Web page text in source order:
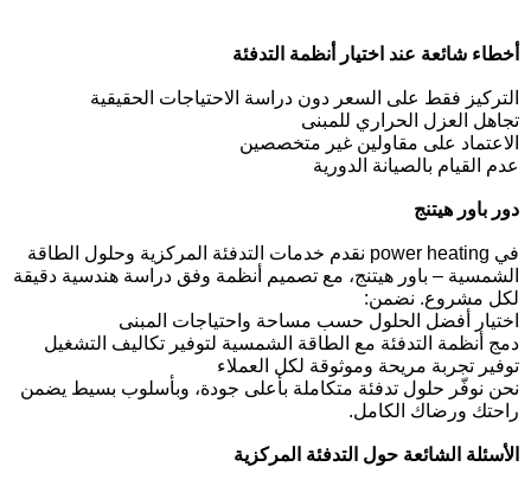
أخطاء شائعة عند اختيار أنظمة التدفئة
التركيز فقط على السعر دون دراسة الاحتياجات الحقيقية
تجاهل العزل الحراري للمبنى
الاعتماد على مقاولين غير متخصصين
عدم القيام بالصيانة الدورية
دور باور هيتنج
في power heating نقدم خدمات التدفئة المركزية وحلول الطاقة
الشمسية – باور هيتنج، مع تصميم أنظمة وفق دراسة هندسية دقيقة
لكل مشروع. نضمن:
اختيار أفضل الحلول حسب مساحة واحتياجات المبنى
دمج أنظمة التدفئة مع الطاقة الشمسية لتوفير تكاليف التشغيل
توفير تجربة مريحة وموثوقة لكل العملاء
نحن نوفّر حلول تدفئة متكاملة بأعلى جودة، وبأسلوب بسيط يضمن
راحتك ورضاك الكامل.
الأسئلة الشائعة حول التدفئة المركزية